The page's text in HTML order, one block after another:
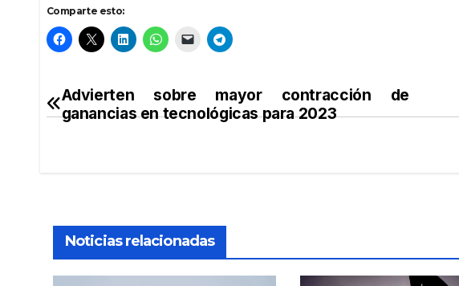
Comparte esto:
Navegación
Advierten sobre mayor contracción de
ganancias en tecnológicas para 2023
Noticias relacionadas